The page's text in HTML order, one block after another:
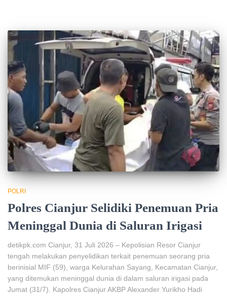
POLRI
Polres Cianjur Selidiki Penemuan Pria
Meninggal Dunia di Saluran Irigasi
detikpk.com Cianjur, 31 Juli 2026 – Kepolisian Resor Cianjur
tengah melakukan penyelidikan terkait penemuan seorang pria
berinisial MIF (59), warga Kelurahan Sayang, Kecamatan Cianjur,
yang ditemukan meninggal dunia di dalam saluran irigasi pada
Jumat (31/7). Kapolres Cianjur AKBP Alexander Yurikho Hadi